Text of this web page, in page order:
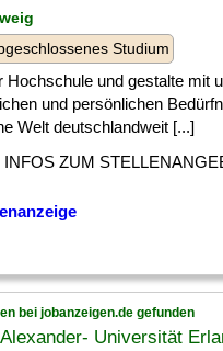
Studium
Hochschule und gestalte mit
und persönlichen
Welt deutschlandweit [...]
INFOS ZUM
bei jobanzeigen.de gefunden
Universität